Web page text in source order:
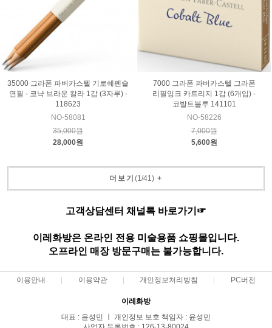
35000 그라폰 파버카스텔 기로쉐펜슬
연필 - 코냑 브라운 칼라 1갑 (3자루) -
118623
NO-58081
35,000원
28,000원
7000 그라폰 파버카스텔 그라폰
리필잉크 카트리지 1갑 (6개입) -
코발트블루 141101
NO-58226
7,000원
5,600원
더보기 (1/41) +
고객상담센터 채널톡 바로가기☞
이레화방은 온라인 전용 미술용품 쇼핑몰입니다.
오프라인 매장 방문구매는 불가능합니다.
이용안내 이용약관 개인정보처리방침 PC버전
이레화방
대표 : 윤성민 ㅣ 개인정보 보호 책임자 : 윤성민